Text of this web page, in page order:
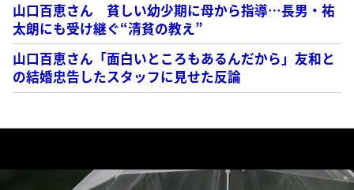
山口百恵さん 貧しい幼少期に母から指導…長男・祐
太朗にも受け継ぐ“清貧の教え”
山口百恵さん「面白いところもあるんだから」友和と
の結婚忠告したスタッフに見せた反論